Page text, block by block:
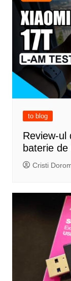
to blog
Review-ul
baterie de
Cristi